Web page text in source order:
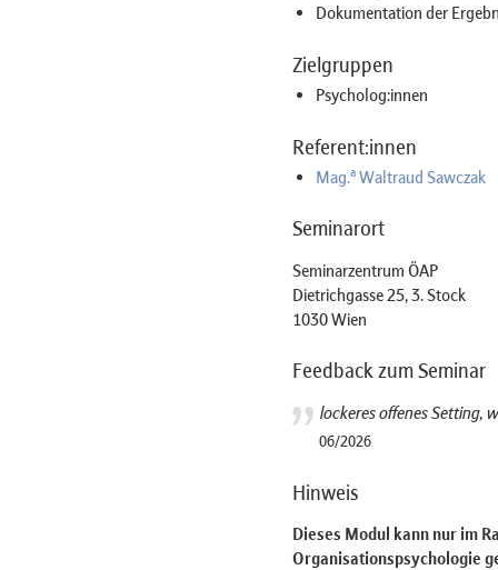
Dokumentation der
Zielgruppen
Psycholog:innen
Referent:innen
Mag.aWaltraud Sawczak
Seminarort
Seminarzentrum ÖAP
Dietrichgasse 25, 3. Stock
1030 Wien
Feedback zum Seminar
lockeres offenes Setting,
06/2026
Hinweis
Dieses Modul kann nur im
Organisationspsychologie